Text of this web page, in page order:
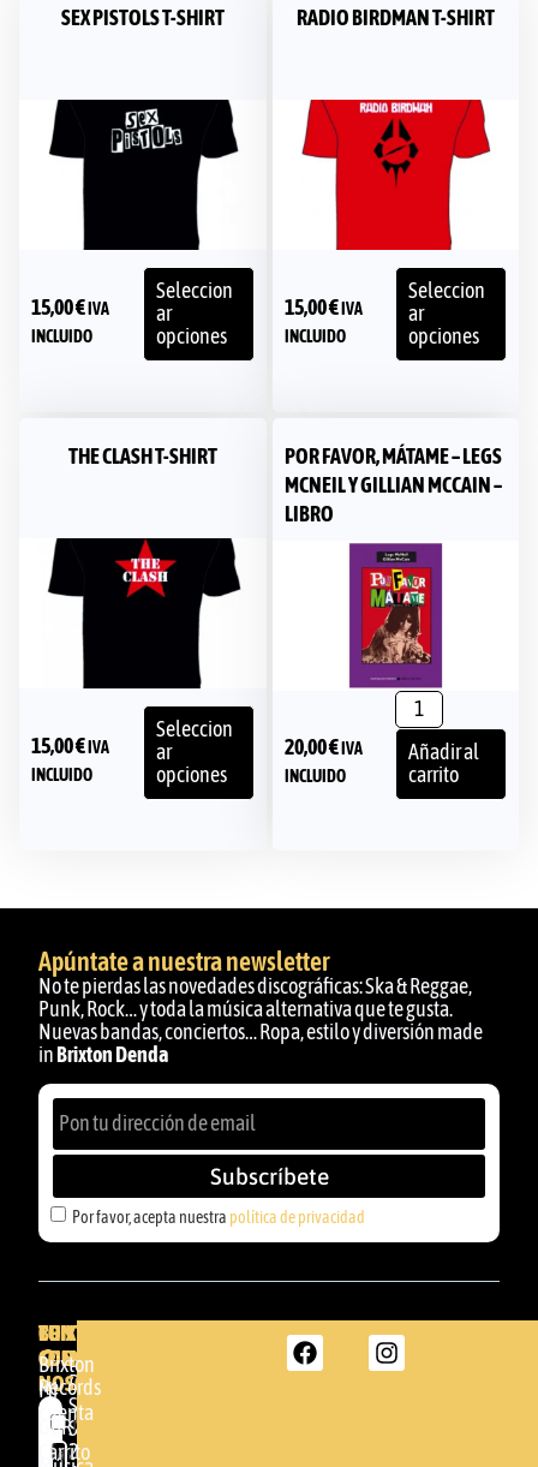
SEX PISTOLS T-SHIRT
15,00€ IVA
INCLUIDO
Seleccion
ar
opciones
RADIO BIRDMAN T-SHIRT
15,00€ IVA
INCLUIDO
Seleccion
ar
opciones
THE CLASH T-SHIRT
15,00€ IVA
INCLUIDO
Seleccion
ar
opciones
POR FAVOR, MÁTAME – LEGS
MCNEIL Y GILLIAN MCCAIN –
LIBRO
20,00€ IVA
INCLUIDO
Añadir al
carrito
Apúntate a nuestra newsletter
No te pierdas las novedades discográficas: Ska & Reggae,
Punk, Rock… y toda la música alternativa que te gusta.
Nuevas bandas, conciertos… Ropa, estilo y diversión made
inBrixton Denda
Por favor, acepta nuestra política de privacidad
Subscríbete
BRIXTON
DENDA -
SHOP
Somera
24
BRIXTON
Brixton
Records
GBR
TU
CUENTA
Mi
cuenta
Carrito
CONTACTA
CON
NOSOTROS
Por
favor,